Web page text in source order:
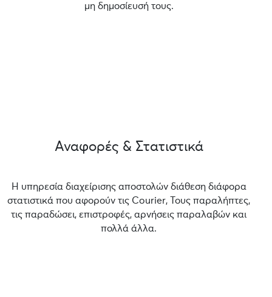
μη δημοσίευσή τους.
Αναφορές & Στατιστικά
Η υπηρεσία διαχείρισης αποστολών διάθεση διάφορα
στατιστικά που αφορούν τις Courier, Τους παραλήπτες,
τις παραδώσει, επιστροφές, αρνήσεις παραλαβών και
πολλά άλλα.